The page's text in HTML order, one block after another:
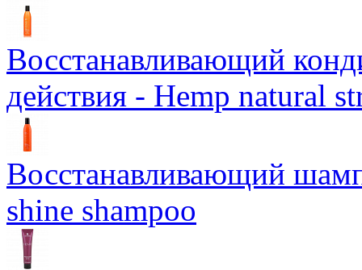
Восстанавливающий
действия - Hemp natural
Восстанавливающий
shine shampoo